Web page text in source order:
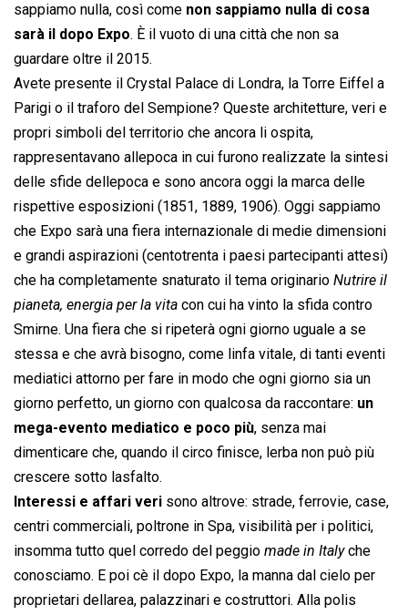
sappiamo nulla, così come non sappiamo nulla di cosa
sarà il dopo Expo. È il vuoto di una città che non sa
guardare oltre il 2015.
Avete presente il Crystal Palace di Londra, la Torre Eiffel a
Parigi o il traforo del Sempione? Queste architetture, veri e
propri simboli del territorio che ancora li ospita,
rappresentavano allepoca in cui furono realizzate la sintesi
delle sfide dellepoca e sono ancora oggi la marca delle
rispettive esposizioni (1851, 1889, 1906). Oggi sappiamo
che Expo sarà una fiera internazionale di medie dimensioni
e grandi aspirazioni (centotrenta i paesi partecipanti attesi)
che ha completamente snaturato il tema originario  Nutrire il
pianeta, energia per la vita  con cui ha vinto la sfida contro
Smirne. Una fiera che si ripeterà ogni giorno uguale a se
stessa e che avrà bisogno, come linfa vitale, di tanti eventi
mediatici attorno per fare in modo che ogni giorno sia un
giorno perfetto, un giorno con qualcosa da raccontare: un
mega-evento mediatico e poco più, senza mai
dimenticare che, quando il circo finisce, lerba non può più
crescere sotto lasfalto.
Interessi e affari veri sono altrove: strade, ferrovie, case,
centri commerciali, poltrone in Spa, visibilità per i politici,
insomma tutto quel corredo del peggio  made in Italy che
conosciamo. E poi cè il dopo Expo, la manna dal cielo per
proprietari dellarea, palazzinari e costruttori. Alla polis